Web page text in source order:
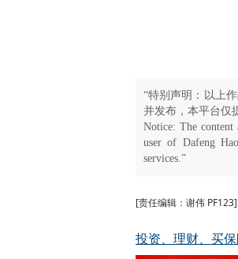
“特别声明：以上
并发布，本平台仅
Notice: The content
user of Dafeng
services.”
[责任编辑：谢伟 PF123]
投资、理财、买